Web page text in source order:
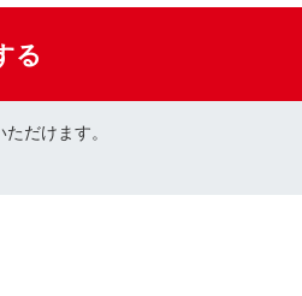
る
だけます。